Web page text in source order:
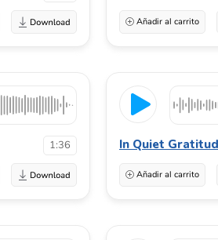
Añadir al carrito
1:36 In Quiet
Añadir al carrito